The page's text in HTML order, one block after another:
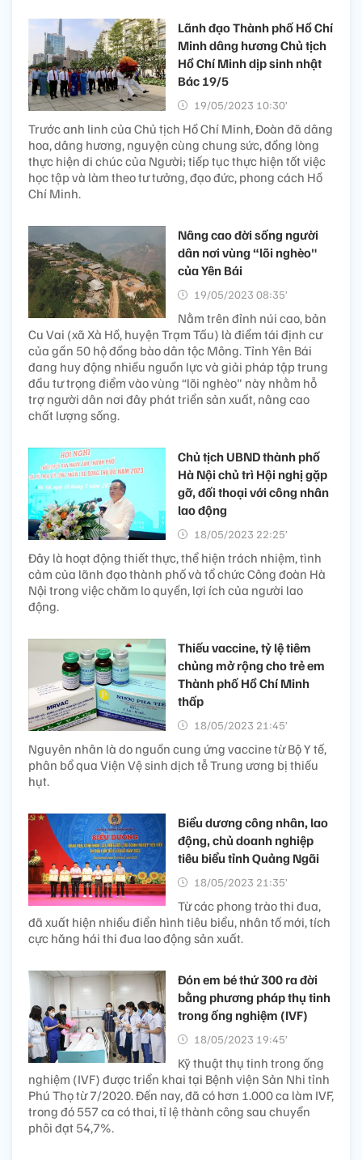
Lãnh đạo Thành phố Hồ Chí
Minh dâng hương Chủ tịch
Hồ Chí Minh dịp sinh nhật
Bác 19/5
19/05/2023 10:30’
Trước anh linh của Chủ tịch Hồ Chí Minh, Đoàn đã dâng
hoa, dâng hương, nguyện cùng chung sức, đồng lòng
thực hiện di chúc của Người; tiếp tục thực hiện tốt việc
học tập và làm theo tư tưởng, đạo đức, phong cách Hồ
Chí Minh.
Nâng cao đời sống người
dân nơi vùng “lõi nghèo"
của Yên Bái
19/05/2023 08:35’
Nằm trên đỉnh núi cao, bản
Cu Vai (xã Xà Hồ, huyện Trạm Tấu) là điểm tái định cư
của gần 50 hộ đồng bào dân tộc Mông. Tỉnh Yên Bái
đang huy động nhiều nguồn lực và giải pháp tập trung
đầu tư trọng điểm vào vùng “lõi nghèo" này nhằm hỗ
trợ người dân nơi đây phát triển sản xuất, nâng cao
chất lượng sống.
Chủ tịch UBND thành phố
Hà Nội chủ trì Hội nghị gặp
gỡ, đối thoại với công nhân
lao động
18/05/2023 22:25’
Đây là hoạt động thiết thực, thể hiện trách nhiệm, tình
cảm của lãnh đạo thành phố và tổ chức Công đoàn Hà
Nội trong việc chăm lo quyền, lợi ích của người lao
động.
Thiếu vaccine, tỷ lệ tiêm
chủng mở rộng cho trẻ em
Thành phố Hồ Chí Minh
thấp
18/05/2023 21:45’
Nguyên nhân là do nguồn cung ứng vaccine từ Bộ Y tế,
phân bổ qua Viện Vệ sinh dịch tễ Trung ương bị thiếu
hụt.
Biểu dương công nhân, lao
động, chủ doanh nghiệp
tiêu biểu tỉnh Quảng Ngãi
18/05/2023 21:35’
Từ các phong trào thi đua,
đã xuất hiện nhiều điển hình tiêu biểu, nhân tố mới, tích
cực hăng hái thi đua lao động sản xuất.
Đón em bé thứ 300 ra đời
bằng phương pháp thụ tinh
trong ống nghiệm (IVF)
18/05/2023 19:45’
Kỹ thuật thụ tinh trong ống
nghiệm (IVF) được triển khai tại Bệnh viện Sản Nhi tỉnh
Phú Thọ từ 7/2020. Đến nay, đã có hơn 1.000 ca làm IVF,
trong đó 557 ca có thai, tỉ lệ thành công sau chuyển
phôi đạt 54,7%.